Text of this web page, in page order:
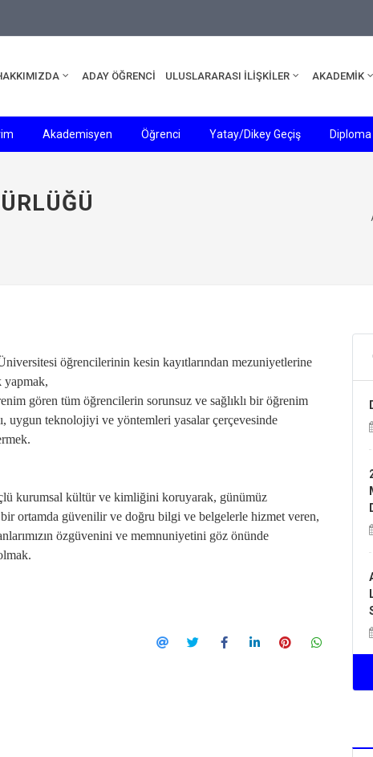
ADAY ÖĞRENCİ ULUSLARARASI İLİŞKİLER AKADEMİK
Akademisyen Öğrenci Yatay/Dikey Geçiş Diploma
öğrencilerinin kesin kayıtlarından mezuniyetlerine
yapmak,
gören tüm öğrencilerin sorunsuz ve sağlıklı bir öğrenim
uygun teknolojiyi ve yöntemleri yasalar çerçevesinde
kurumsal kültür ve kimliğini koruyarak, günümüz
ortamda güvenilir ve doğru bilgi ve belgelerle hizmet veren,
özgüvenini ve memnuniyetini göz önünde